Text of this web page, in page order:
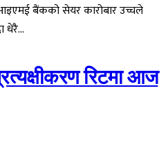
बैंकको सेयर कारोबार उच्चले
धेरै…
रिटमा आज